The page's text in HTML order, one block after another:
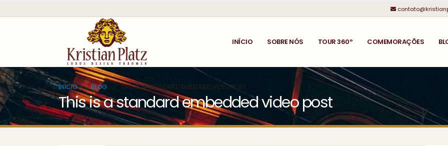
INÍCIO SOBRE NÓS TOUR 360º COMEMORAÇÕES
INÍCIO BLOG THIS IS A STANDARD EMBEDDED VIDEO POST
This is a standard embedded video post